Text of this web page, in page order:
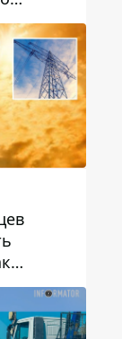
двух
сетей